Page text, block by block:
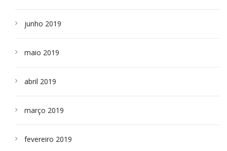
junho 2019
maio 2019
abril 2019
março 2019
fevereiro 2019